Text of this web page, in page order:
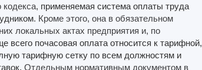
кодекса, применяемая система оплаты труда
. Кроме этого, она в обязательном
локальных актах предприятия и, по
всего почасовая оплата относится к тарифной,
тарифную сетку по всем должностям и
Отдельным нормативным документом в